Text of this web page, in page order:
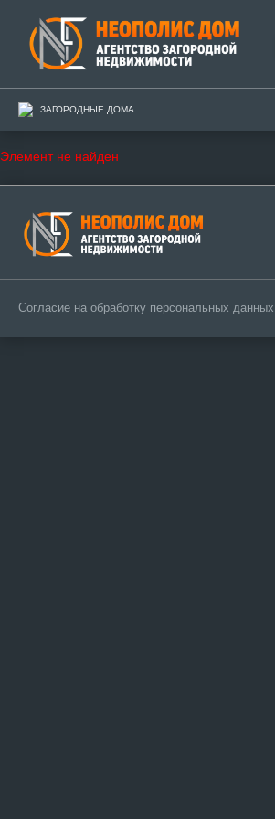
ЗАГОРОДНЫЕ ДОМА
Элемент не найден
Согласие на обработку персональных данных